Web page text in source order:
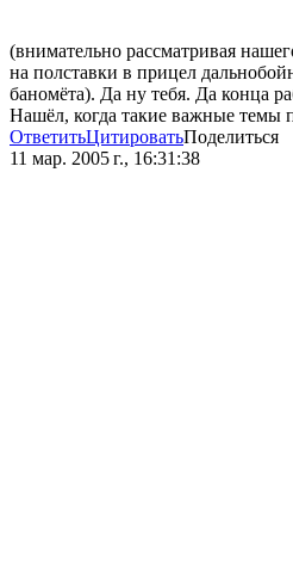
(внимательно рассматривая
на полставки в прицел
баномёта). Да ну тебя. Да конца
Нашёл, когда такие важные темы
ОтветитьЦитироватьПоделиться
11 мар. 2005 г., 16:31:38